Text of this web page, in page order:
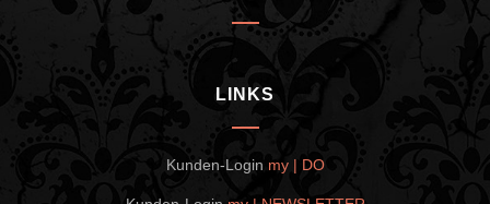
LINKS
Kunden-Login my | DO